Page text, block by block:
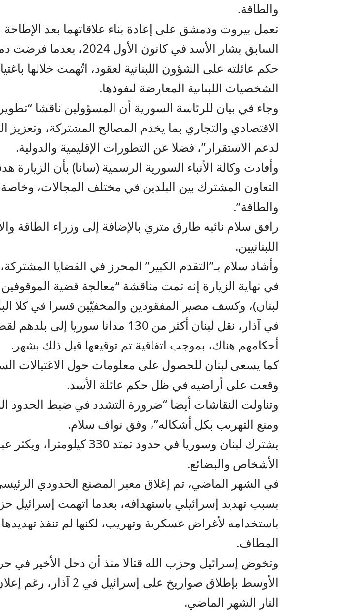
والطاقة.
تعمل بيروت ودمشق على إعادة بناء علاقاتهما بعد
السابق بشار الأسد في كانون
حكم عائلته على الشؤون اللبنانية لعقود، اتُهمت خلالها
الشخصيات اللبنانية المعارضة لنفوذها.
وجاء في بيان للرئاسة السورية أن المسؤولين ناقشا
الاقتصادي والتجاري بما يخدم المصالح المشتركة، وتعزيز
لدعم الاستقرار”، فضلا عن التطورات الإقليمية والدولية.
وأفادت وكالة الأنباء السورية الرسمية (سانا) بأن الزيارة
التعاون المشترك بين البلدين في مختلف المجالات، وخاصة
والطاقة”.
رافق سلام نائبه طارق متري بالإضافة إلى وزراء الطاقة
اللبنانيين.
وأشاد سلام بـ”التقدم الكبير” المحرز في القضايا
في نهاية الزيارة إنه تمت مناقشة “معالجة قضية
لبنان)، وكشف مصير المفقودين والمخفيّين قسرا في كلا
في آذار، نقل لبنان أكثر من 130 مدانا سوريا
أحكامهم هناك، بموجب اتفاقية تم توقيعها قبل ذلك بشهر.
كما يسعى لبنان للحصول على معلومات حول الاغتيالات
وقعت على أراضيه في ظل حكم عائلة الأسد.
وتناولت النقاشات أيضا “ضرورة التشدد في ضبط الحدود
ومنع التهريب بكل أشكاله”، وفق نواف سلام.
يشترك لبنان وسوريا في حدود تمتد 330
الأشخاص والبضائع.
في الشهر الماضي، تم إغلاق معبر المصنع الحدودي
بسبب تهديد إسرائيلي باستهدافه، بعدما اتهمت إسرائيل
باستخدامه لأغراض عسكرية وتهريب، لكنها لم تنفذ
المطاف.
وتخوض إسرائيل وحزب الله قتالا منذ أن دخل الأخير في
الأوسط بإطلاق صواريخ على
النار الشهر الماضي.